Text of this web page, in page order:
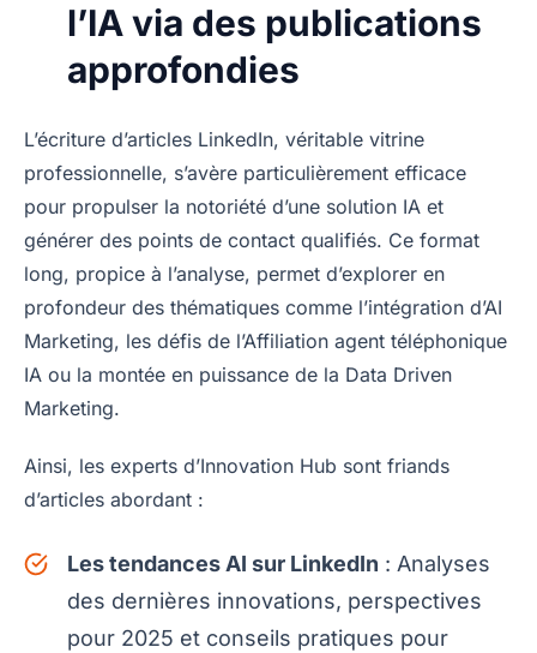
l’IA via des publications
approfondies
L’écriture d’articles LinkedIn, véritable vitrine
professionnelle, s’avère particulièrement efficace
pour propulser la notoriété d’une solution IA et
générer des points de contact qualifiés. Ce format
long, propice à l’analyse, permet d’explorer en
profondeur des thématiques comme l’intégration d’AI
Marketing, les défis de l’Affiliation agent téléphonique
IA ou la montée en puissance de la Data Driven
Marketing.
Ainsi, les experts d’Innovation Hub sont friands
d’articles abordant :
Les tendances AI sur LinkedIn : Analyses
des dernières innovations, perspectives
pour 2025 et conseils pratiques pour